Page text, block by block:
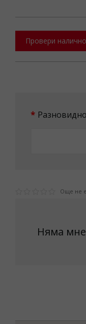
Провери
Още не
Няма